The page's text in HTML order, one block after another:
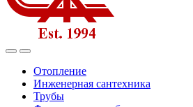
Отопление
Инженерная сантехника
Трубы